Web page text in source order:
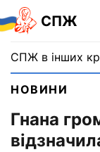
СПЖ
СПЖ в інших
НОВИНИ
Гнана